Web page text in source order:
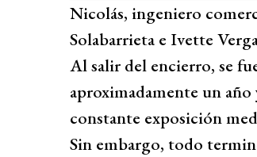
Nicolás, ingeniero
Solabarrieta e Ivette
Al salir del encierro, se
aproximadamente un
constante exposición
Sin embargo, todo